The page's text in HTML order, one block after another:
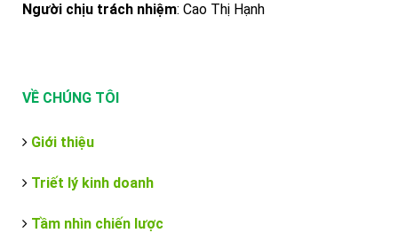
Người chịu trách nhiệm: Cao Thị Hạnh
VỀ CHÚNG TÔI
Giới thiệu
Triết lý kinh doanh
Tầm nhìn chiến lược